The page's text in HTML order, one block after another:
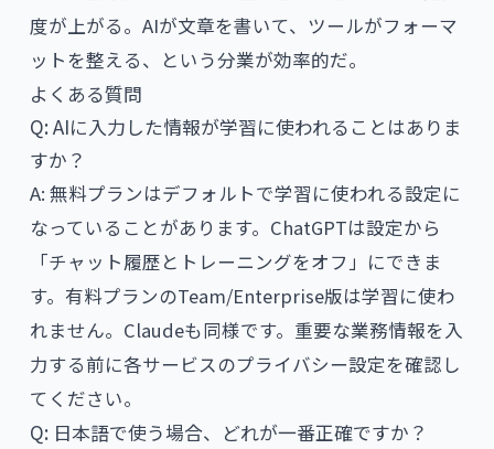
度が上がる。AIが文章を書いて、ツールがフォーマ
ットを整える、という分業が効率的だ。
よくある質問
Q: AIに入力した情報が学習に使われることはありま
すか？
A: 無料プランはデフォルトで学習に使われる設定に
なっていることがあります。ChatGPTは設定から
「チャット履歴とトレーニングをオフ」にできま
す。有料プランのTeam/Enterprise版は学習に使わ
れません。Claudeも同様です。重要な業務情報を入
力する前に各サービスのプライバシー設定を確認し
てください。
Q: 日本語で使う場合、どれが一番正確ですか？